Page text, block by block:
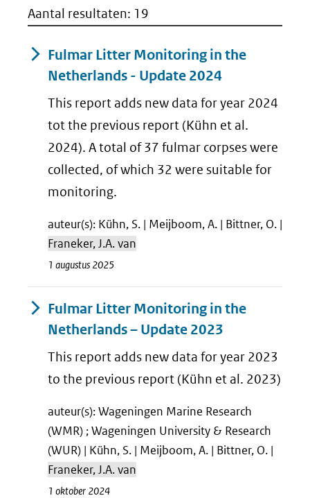
Aantal resultaten: 19
Fulmar Litter Monitoring in the
Netherlands - Update 2024
This report adds new data for year 2024
tot the previous report (Kühn et al.
2024). A total of 37 fulmar corpses were
collected, of which 32 were suitable for
monitoring.
auteur(s): Kühn, S. | Meijboom, A. | Bittner, O. |
Franeker, J.A. van
1 augustus 2025
Fulmar Litter Monitoring in the
Netherlands – Update 2023
This report adds new data for year 2023
to the previous report (Kühn et al. 2023)
auteur(s): Wageningen Marine Research
(WMR) ; Wageningen University & Research
(WUR) | Kühn, S. | Meijboom, A. | Bittner, O. |
Franeker, J.A. van
1 oktober 2024